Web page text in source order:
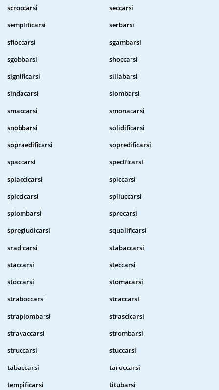
scroccarsi
seccarsi
semplificarsi
serbarsi
sfioccarsi
sgambarsi
sgobbarsi
shoccarsi
significarsi
sillabarsi
sindacarsi
slombarsi
smaccarsi
smonacarsi
snobbarsi
solidificarsi
sopraedificarsi
sopredificarsi
spaccarsi
specificarsi
spiaccicarsi
spiccarsi
spiccicarsi
spiluccarsi
spiombarsi
sprecarsi
spregiudicarsi
squalificarsi
sradicarsi
stabaccarsi
staccarsi
steccarsi
stoccarsi
stomacarsi
straboccarsi
straccarsi
strapiombarsi
strascicarsi
stravaccarsi
strombarsi
struccarsi
stuccarsi
tabaccarsi
taroccarsi
tempificarsi
titubarsi